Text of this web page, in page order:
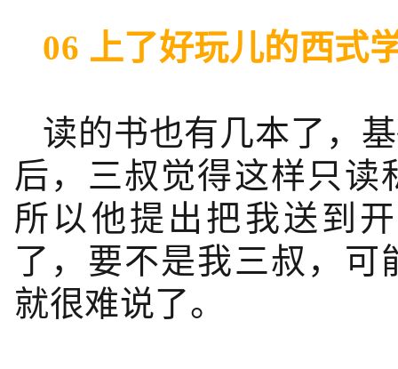
06 上了好玩儿的西式
读的书也有几本了，
后，三叔觉得这样只读
所以他提出把我送到
了，要不是我三叔，可
就很难说了。